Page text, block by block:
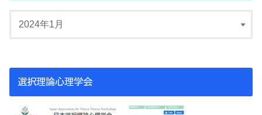
選択理論心理学会